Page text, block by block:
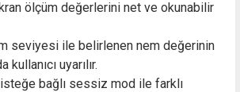
ölçüm değerlerini net ve okunabilir
seviyesi ile belirlenen nem değerinin
kullanıcı uyarılır.
bağlı sessiz mod ile farklı